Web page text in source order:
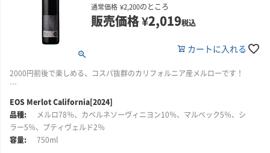
通常価格 ¥2,200のところ
販売価格¥2,019税込
カートに入れる
2000円前後で楽しめる、コスパ抜群のカリフォルニア産メルローです！
ス感、なめらかな口当たりをバランスよく表現した1本。日常の食卓にも取り
入れやすい価格帯ながら、カリフォルニアらしい親しみやすい果実味をしっ
かり楽しめるワインです。
EOS Merlot California[2024]
メルロ78％、カベルネソーヴィニヨン10％、マルベック5％、シ
ラー5％、プティヴェルド2％
750ml